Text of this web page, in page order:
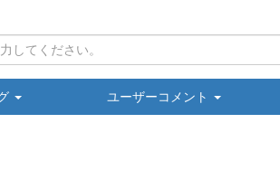
ユーザーコメント